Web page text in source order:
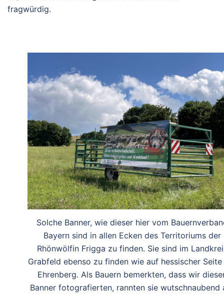
fragwürdig.
Solche Banner, wie dieser hier vom
Bayern sind in allen Ecken des Territoriums der
Rhönwölfin Frigga zu finden. Sie sind im
Grabfeld ebenso zu finden wie auf hessischer
Ehrenberg. Als Bauern bemerkten, dass wir
Banner fotografierten, rannten sie wutschnaubend